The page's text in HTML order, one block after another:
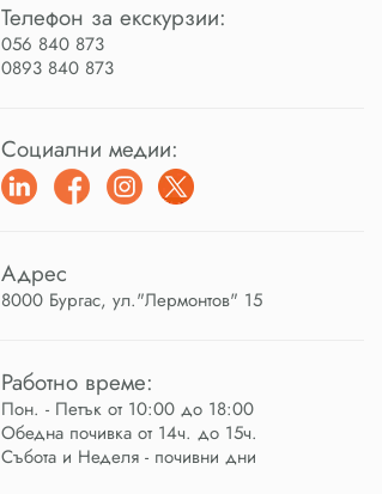
Телефон за екскурзии:
056 840 873
0893 840 873
Социални медии:
Адрес
8000 Бургас, ул."Лермонтов" 15
Работно време:
Пон. - Петък от 10:00 до 18:00
Обедна почивка от 14ч. до 15ч.
Събота и Неделя - почивни дни